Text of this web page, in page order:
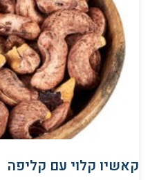
קאשיו קלוי עם קליפה